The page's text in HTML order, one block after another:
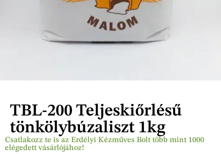
Csatlakozz te is az Erdélyi Kézműves Bolt több mint 1000
elégedett vásárlójához!
TBL-200 Teljeskiőrlésű
tönkölybúzaliszt 1kg